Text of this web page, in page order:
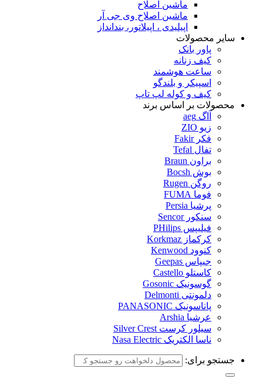
ماشین اصلاح
ماشین اصلاح وی جی آر
اپیلیدی ، اپیلاتور، بندانداز
سایر محصولات
پاور بانک
کیف زنانه
ساعت هوشمند
اسپیکر و بلندگو
کیف و کوله لپ تاپ
محصولات بر اساس برند
آاگ aeg
زیو ZIO
فکر Fakir
تفال Tefal
براون Braun
بوش Bocsh
روگن Rugen
فوما FUMA
پرشیا Persia
سنکور Sencor
فیلیپس PHilips
کرکماز Korkmaz
کنوود Kenwood
جیپاس Geepas
کاستلو Castello
گوسونیک Gosonic
دلمونتی Delmonti
پاناسونیک PANASONIC
عرشیا Arshia
سیلور کرست Silver Crest
ناسا الکتریک Nasa Electric
جستجو برای: